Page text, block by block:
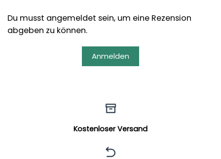
Du musst angemeldet sein, um eine Rezension
abgeben zu können.
Anmelden
Kostenloser Versand